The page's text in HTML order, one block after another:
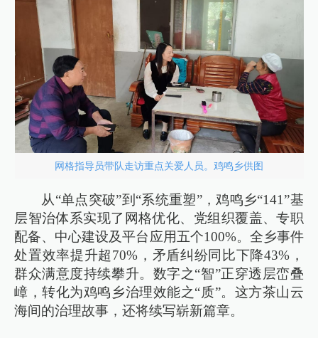
网格指导员带队走访重点关爱人员。鸡鸣乡供图
从“单点突破”到“系统重塑”，鸡鸣乡“141”基
层智治体系实现了网格优化、党组织覆盖、专职
配备、中心建设及平台应用五个100%。全乡事件
处置效率提升超70%，矛盾纠纷同比下降43%，
群众满意度持续攀升。数字之“智”正穿透层峦叠
嶂，转化为鸡鸣乡治理效能之“质”。这方茶山云
海间的治理故事，还将续写崭新篇章。